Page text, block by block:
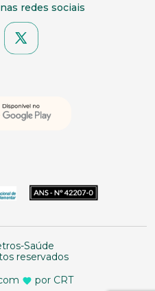
redes sociais
Saúde
reservados
por CRT